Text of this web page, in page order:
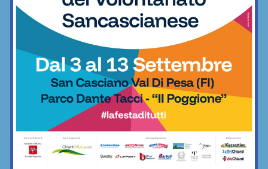
Calcio, amatori Montefiridolfi, ieri partita
speciale: dopo 12 anni dice addio...
19/05/2024